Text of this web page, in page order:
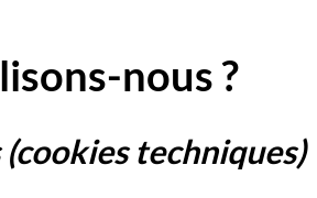
nous ?
techniques)